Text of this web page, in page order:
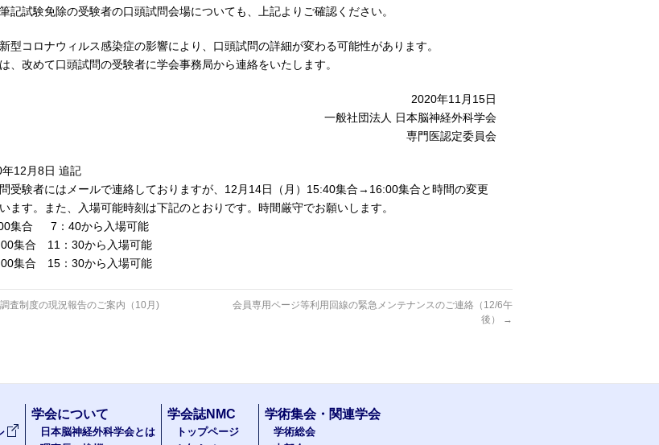
記試験免除の受験者の口頭試問会場についても、上記よりご確認ください。
型コロナウィルス感染症の影響により、口頭試問の詳細が変わる可能性があります。
、改めて口頭試問の受験者に学会事務局から連絡をいたします。
2020年11月15日
一般社団法人 日本脳神経外科学会
専門医認定委員会
12月8日 追記
受験者にはメールで連絡しておりますが、12月14日（月）15:40集合→16:00集合と時間の変更
ます。また、入場可能時刻は下記のとおりです。時間厳守でお願いします。
集合 7：40から入場可能
集合 11：30から入場可能
集合 15：30から入場可能
査制度の現況報告のご案内（10月)
会員専用ページ等利用回線の緊急メンテナンスのご連絡（12/6午
後）
→
学会について
日本脳神経外科学会とは
学会誌NMC
トップページ
学術集会・関連学会
学術総会